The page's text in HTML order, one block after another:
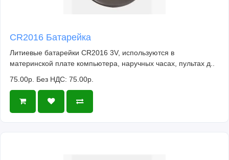
CR2016 Батарейка
Литиевые батарейки CR2016 3V, используются в
материнской плате компьютера, наручных часах, пультах д..
75.00р. Без НДС: 75.00р.